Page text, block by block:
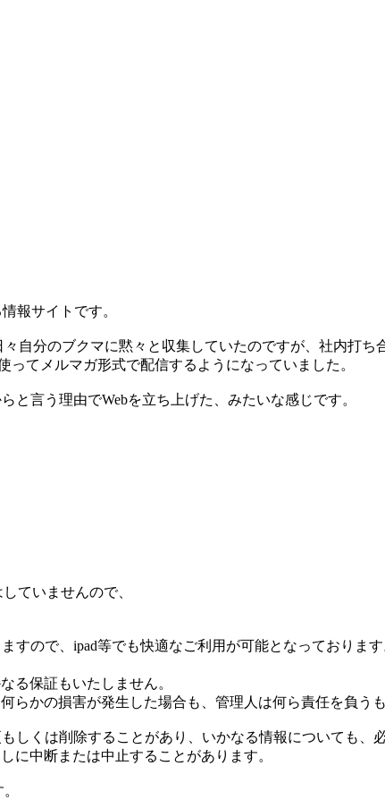
報サイトです。
自分のブクマに黙々と収集していたのですが、社内打
てメルマガ形式で配信するようになっていました。
と言う理由でWebを立ち上げた、みたいな感じです。
ていませんので、
すので、ipad等でも快適なご利用が可能となっております
る保証もいたしません。
かの損害が発生した場合も、管理人は何ら責任を負う
くは削除することがあり、いかなる情報についても、
に中断または中止することがあります。